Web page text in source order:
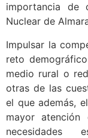
importancia de
Nuclear de
Impulsar la
reto
medio rural o
otras de las
el que además,
mayor
necesidades